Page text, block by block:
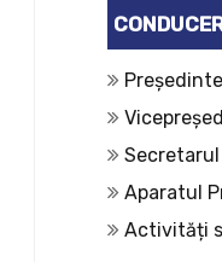
Aparatul
Activități